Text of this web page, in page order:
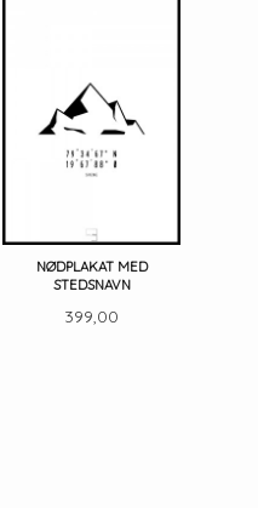
NØDPLAKAT MED
STEDSNAVN
Pris
399,00